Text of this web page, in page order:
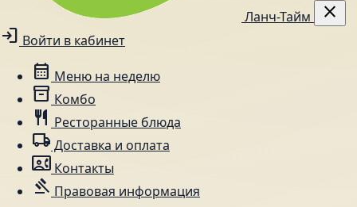
Ланч-Тайм
close
login Войти в кабинет
calendar_month Меню на неделю
inventory_2 Комбо
restaurant Ресторанные блюда
local_shipping Доставка и оплата
contact_phone Контакты
gavel Правовая информация